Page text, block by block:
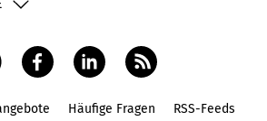
Häufige Fragen RSS-Feeds